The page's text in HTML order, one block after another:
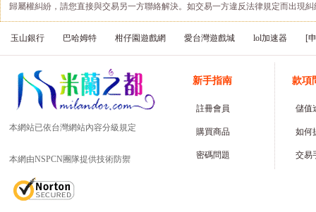
歸屬權糾紛，請您直接與交易另一方聯絡解決。如交易一方違反法律規定而出現
玉山銀行 巴哈姆特 柑仔園遊戲網 愛台灣遊戲城 lol加速器 [
本網站已依台灣網站內容分級規定
本網由NSPCN團隊提供技術防禦
新手指南
註冊會員
購買商品
密碼問題
款項
儲值
如何
交易